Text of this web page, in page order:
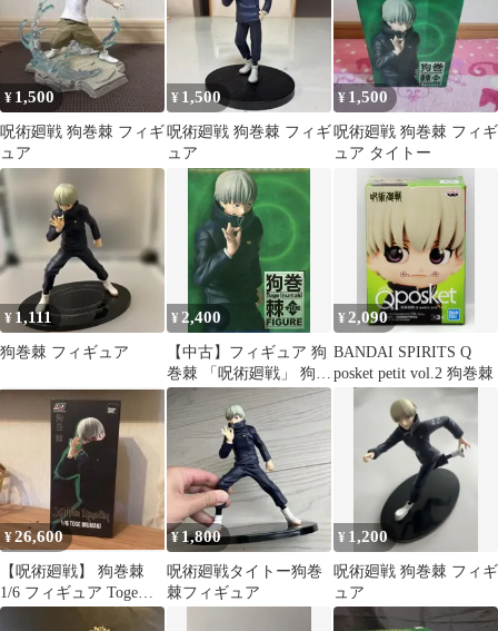
¥ 1,500
呪術廻戦 狗巻棘 フィギ
ュア
¥ 1,500
呪術廻戦 狗巻棘 フィギ
ュア
¥ 1,500
呪術廻戦 狗巻棘 フィギ
ュア タイトー
¥ 1,111
狗巻棘 フィギュア
¥ 2,400
【中古】フィギュア 狗
巻棘 「呪術廻戦」 狗巻
棘フィギュア
¥ 2,090
BANDAI SPIRITS Q
posket petit vol.2 狗巻棘
¥26,600
【呪術廻戦】 狗巻棘
1/6 フィギュア Toge
Inumaki
¥ 1,800
呪術廻戦タイトー狗巻
棘フィギュア
¥ 1,200
呪術廻戦 狗巻棘 フィギ
ュア